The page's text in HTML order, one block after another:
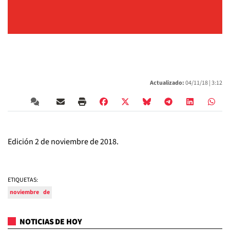
Actualizado:04/11/18 |3:12
Edición 2 de noviembre de 2018.
ETIQUETAS:
noviembre de
NOTICIAS DE HOY